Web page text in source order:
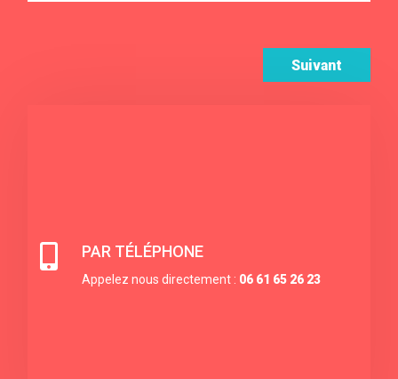
Suivant
 PAR TÉLÉPHONE
Appelez nous directement : 06 61 65 26 23